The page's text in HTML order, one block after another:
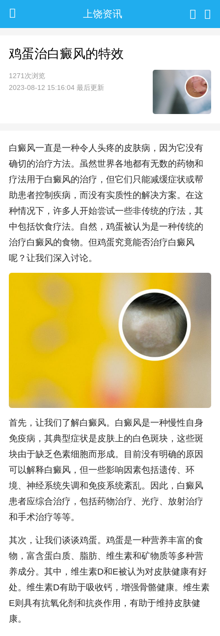
上饶资讯
鸡蛋治白癜风的特效
1271次浏览
2023-08-12 15:16:04 最后更新
白癜风一直是一种令人头疼的皮肤病，因为它没有
确切的治疗方法。虽然世界各地都有无数的药物和
疗法用于白癜风的治疗，但它们只能减缓症状或帮
助患者控制疾病，而没有实质性的解决方案。在这
种情况下，许多人开始尝试一些非传统的疗法，其
中包括饮食疗法。自然，鸡蛋被认为是一种传统的
治疗白癜风的食物。但鸡蛋究竟能否治疗白癜风
呢？让我们深入讨论。
首先，让我们了解白癜风。白癜风是一种慢性自身
免疫病，其典型症状是皮肤上的白色斑块，这些斑
块由于缺乏色素细胞而形成。目前没有明确的原因
可以解释白癜风，但一些影响因素包括遗传、环
境、神经系统失调和免疫系统紊乱。因此，白癜风
患者应综合治疗，包括药物治疗、光疗、放射治疗
和手术治疗等等。
其次，让我们谈谈鸡蛋。鸡蛋是一种营养丰富的食
物，富含蛋白质、脂肪、维生素和矿物质等多种营
养成分。其中，维生素D和E被认为对皮肤健康有好
处。维生素D有助于吸收钙，增强骨骼健康。维生素
E则具有抗氧化剂和抗炎作用，有助于维持皮肤健
康。